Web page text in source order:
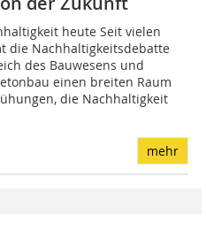
heute Seit vielen
die Nachhaltigkeitsdebatte
des Bauwesens und
einen breiten Raum
die Nachhaltigkeit
mehr